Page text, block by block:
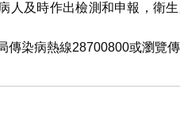
人及時作出檢測和申報，衛
傳染病熱線28700800或瀏覽